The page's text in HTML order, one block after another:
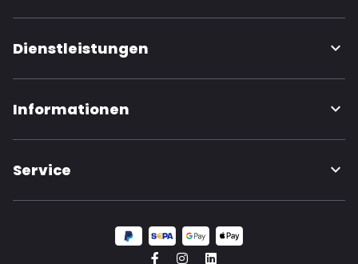
Dienstleistungen
Informationen
Service